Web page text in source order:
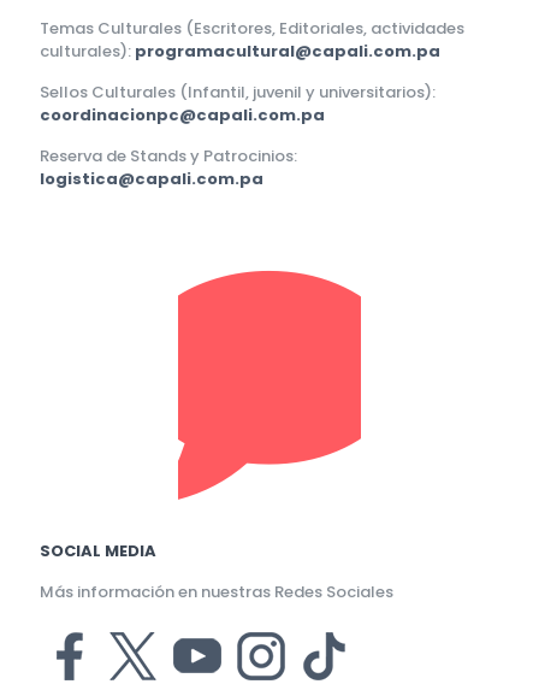
Temas Culturales (Escritores, Editoriales, actividades
culturales): programacultural@capali.com.pa
Sellos Culturales (Infantil, juvenil y universitarios):
coordinacionpc@capali.com.pa
Reserva de Stands y Patrocinios:
logistica@capali.com.pa
SOCIAL MEDIA
Más información en nuestras Redes Sociales